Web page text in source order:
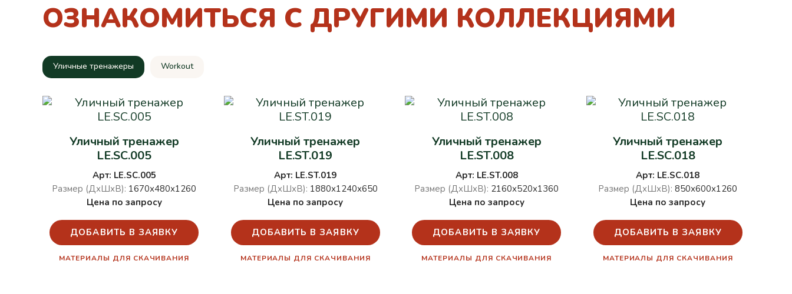
ОЗНАКОМИТЬСЯ С ДРУГИМИ КОЛЛЕКЦИЯМИ
Уличные тренажеры Workout
Уличный тренажер
LE.SC.005
Арт: LE.SC.005
Размер (ДхШхВ): 1670х480х1260
Цена по запросу
ДОБАВИТЬ В ЗАЯВКУ
МАТЕРИАЛЫ ДЛЯ СКАЧИВАНИЯ
Уличный тренажер
LE.ST.019
Арт: LE.ST.019
Размер (ДхШхВ): 1880х1240х650
Цена по запросу
ДОБАВИТЬ В ЗАЯВКУ
МАТЕРИАЛЫ ДЛЯ СКАЧИВАНИЯ
Уличный тренажер
LE.ST.008
Арт: LE.ST.008
Размер (ДхШхВ): 2160х520х1360
Цена по запросу
ДОБАВИТЬ В ЗАЯВКУ
МАТЕРИАЛЫ ДЛЯ СКАЧИВАНИЯ
Уличный тренажер
LE.SC.018
Арт: LE.SC.018
Размер (ДхШхВ): 850х600х1260
Цена по запросу
ДОБАВИТЬ В ЗАЯВКУ
МАТЕРИАЛЫ ДЛЯ СКАЧИВАНИЯ